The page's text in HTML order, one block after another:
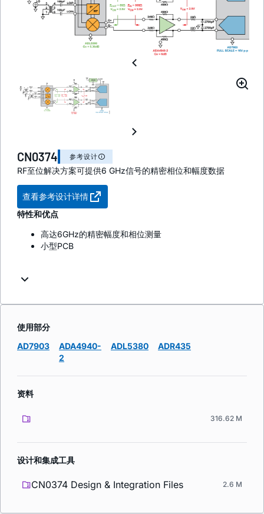
CN0374 参考设计
RF至位解决方案可提供6 GHz信号的精密相位和幅度数据
查看参考设计详情
特性和优点
高达6GHz的精密幅度和相位测量
小型PCB
使用部分
AD7903
ADA4940-
2
ADL5380 ADR435
资料
316.62 M
设计和集成工具
CN0374 Design & Integration Files 2.6 M